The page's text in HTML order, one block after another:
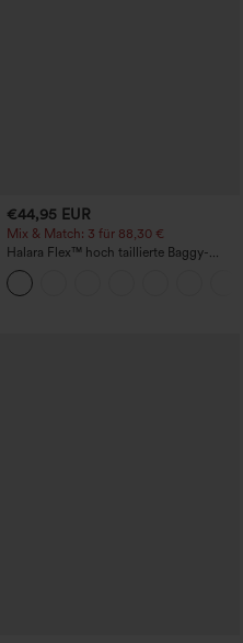
€44,95 EUR
Mix & Match: 3 für 88,30 €
Halara Flex™ hoch taillierte Baggy-
Jeans mit Taschen, weitem Bein,
stonewashed, lässig